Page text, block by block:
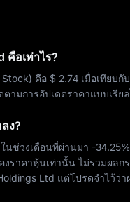
คือเท่าไร?
Stock) คือ $ 2.74 เมื่อเทียบ
ามการอัปเดตราคาแบบเรีย
ง?
ในช่วงเดือนที่ผ่านมา -34.25%
ราคาหุ้นเท่านั้น ไม่รวมผล
Ltd แต่โปรดจำไว้ว่